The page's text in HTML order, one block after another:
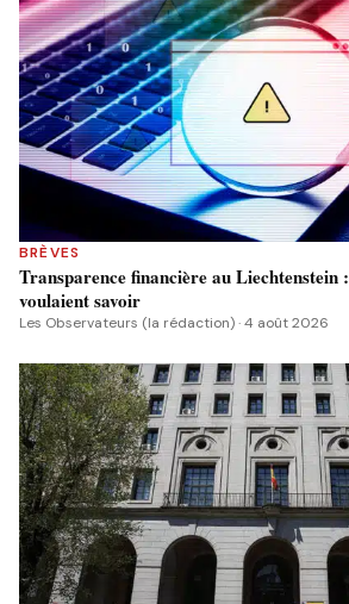
BRÈVES
Transparence financière au Liechtenstein
voulaient savoir
Les Observateurs (la rédaction) · 4 août 2026